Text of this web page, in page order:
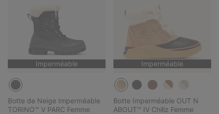
Imperméable
Botte de Neige Imperméable
TORINO™ V PARC Femme
Imperméable
Botte Imperméable OUT N
ABOUT™ IV Chillz Femme